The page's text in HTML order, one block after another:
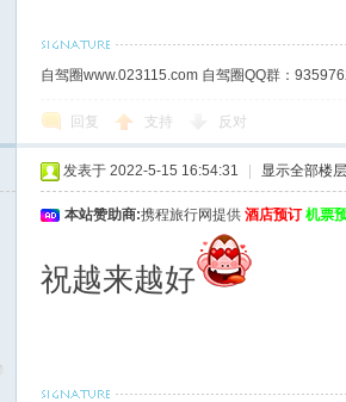
自驾圈www.023115.com 自驾圈QQ群：
回复 支持 反对
发表于 2022-5-15 16:54:31 显示全部楼层
本站赞助商:携程旅行网提供 酒店预订 机票
祝越来越好